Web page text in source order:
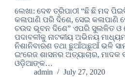
ଲେଖା: ଦେଵ ତ୍ରିପାଠୀ “ଛି ଛି ମଦ
କଳାପାଣି ପରି ଦିଶେ, ସେଇ କଳାପାଣି
ଚଉଦ ଭୂବନ ଦିଶେ” ଏପରି ସୁଲଳିତ
ପଦାବଳୀକୁ ନାଟକୀୟ ଅଭିନୟ
ନିଶାନିବାରଣ ତଥା ଛୁଆଁଅଛୁଆଁ ଭଳି
ଇଂରେଜ ଶାସନର ଅତ୍ୟାଚାର, ମାଦକ
ଓଡ଼ିଆଙ୍କ…
admin
July 27, 2020